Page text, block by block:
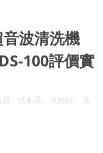
音波清洗機
100評價實
、洗刷具、洗鐘錶、洗